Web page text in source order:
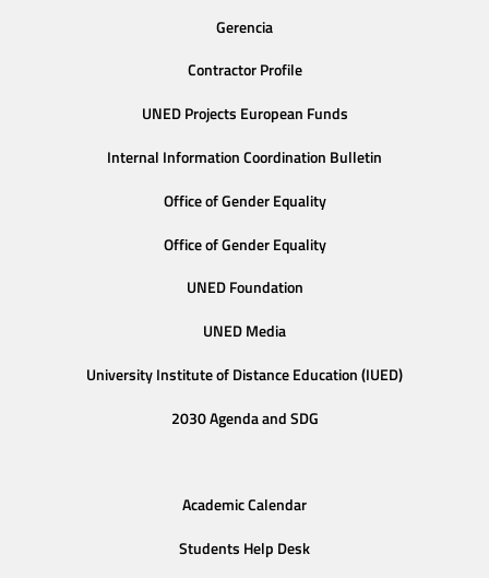
Gerencia
Contractor Profile
UNED Projects European Funds
Internal Information Coordination Bulletin
Office of Gender Equality
Office of Gender Equality
UNED Foundation
UNED Media
University Institute of Distance Education (IUED)
2030 Agenda and SDG
Academic Calendar
Students Help Desk